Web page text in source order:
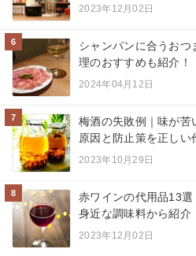
2023年12月02日
6
シャンパンに合うお
理のおすすめも紹介！
2024年04月12日
7
梅酒の失敗例｜味が苦
原因と防止策を正しい
2023年10月29日
8
赤ワインの代用品13
身近な調味料から紹介
2023年12月02日